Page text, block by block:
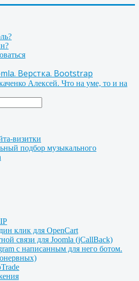
Верстка. Bootstrap
Алексей. Что на уме, то и на
визитки
подбор музыкального
клик для OpenCart
связи для Joomla (jCallBack)
с написанным для него ботом.